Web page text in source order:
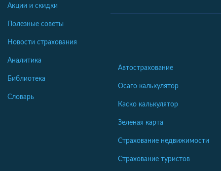
Акции и скидки
Полезные советы
Новости страхования
Аналитика
Библиотека
Словарь
Автострахование
Осаго калькулятор
Каско калькулятор
Зеленая карта
Страхование недвижимости
Страхование туристов